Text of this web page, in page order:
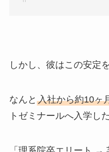
しかし、彼はこの安定
なんと 入社から約10ヶ
トゼミナールへ入学し